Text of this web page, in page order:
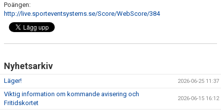
Poängen:
http://live.sporteventsystems.se/Score/WebScore/384
Nyhetsarkiv
Läger! 2026-06-25 11:37
Viktig information om kommande avisering och
Fritidskortet
2026-06-15 16:12